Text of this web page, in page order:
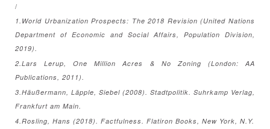
/
1.World Urbanization Prospects: The 2018 Revision (United Nations
Department of Economic and Social Affairs, Population Division,
2019).
2.Lars Lerup, One Million Acres & No Zoning (London: AA
Publications, 2011).
3.Häußermann, Läpple, Siebel (2008). Stadtpolitik. Suhrkamp Verlag,
Frankfurt am Main.
4.Rosling, Hans (2018). Factfulness. Flatiron Books, New York, N.Y.